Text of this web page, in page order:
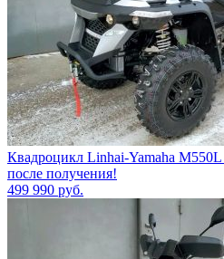
Квадроцикл Linhai-Yamaha
после получения!
499 990 руб.